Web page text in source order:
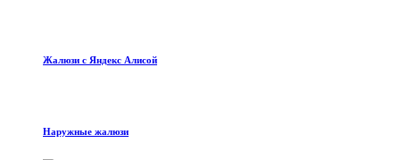
Жалюзи с Яндекс Алисой
Наружные жалюзи